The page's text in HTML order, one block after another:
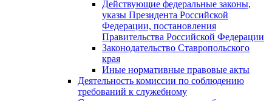
Действующие федеральные законы,
указы Президента Российской
Федерации, постановления
Правительства Российской Федерации
Законодательство Ставропольского
края
Иные нормативные правовые акты
Деятельность комиссии по соблюдению
требований к служебному